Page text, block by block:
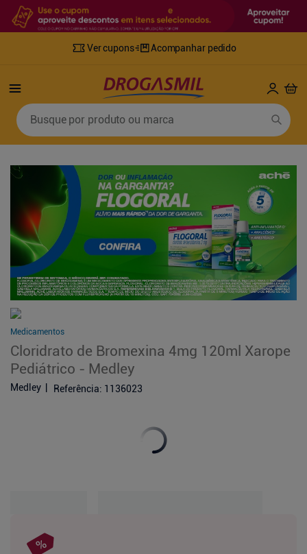
Ver cupons Acompanhar pedido
Busque por produto ou marca
Medicamentos
Cloridrato de Bromexina 4mg 120ml Xarope
Pediátrico - Medley
Medley Referência: 1136023
Termos mais buscados
retinol
fralda geriatrica
5º mounjaro
8º
tylenol
9º
fralda xg
shampoo